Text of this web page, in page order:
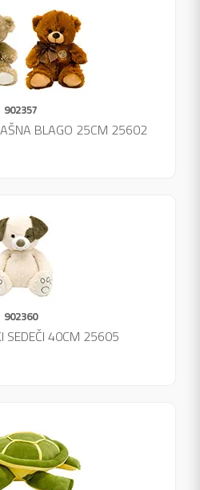
902357
BLAGO 25CM 25602
902360
SEDEČI 40CM 25605